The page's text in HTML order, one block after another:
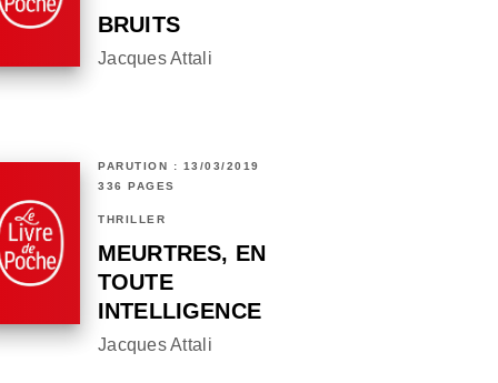
BRUITS
Jacques Attali
PARUTION : 13/03/2019
336 PAGES
THRILLER
MEURTRES, EN
TOUTE
INTELLIGENCE
Jacques Attali